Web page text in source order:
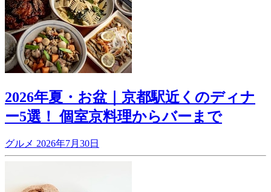
2026年夏・お盆｜京都駅近くのディナ
ー5選！ 個室京料理からバーまで
グルメ 2026年7月30日